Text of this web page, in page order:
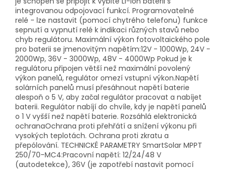
integrovanou odpojovací funkcí. Programovatelné
relé - lze nastavit (pomocí chytrého telefonu) funkce
sepnutí a vypnutí relé k indikaci různých stavů nebo
chyb regulátoru. Maximální výkon fotovoltaického pole
pro baterii se jmenovitým napětím:12V - 1000Wp, 24V -
2000Wp, 36V - 3000Wp, 48V - 4000Wp Pokud je k
regulátoru připojen větší než maximální povolený
výkon panelů, regulátor omezí vstupní výkon.Napětí
solárních panelů musí přesáhnout napětí baterie
alespoň o 5 V, aby začal regulátor pracovat a nabíjet
baterii. Regulátor nabíjí do chvíle, kdy je napětí panelů
o 1 V vyšší než napětí baterie. Rozsáhlá elektronická
ochranaOchrana proti přehřátí a snížení výkonu při
vysokých teplotách. Ochrana proti zkratu a
přepólování. TECHNICKÉ PARAMETRY SmartSolar MPPT
250/70-MC4:Pracovní napětí: 12/24/48 V
(autodetekce), 36V (je zapotřebí nastavit pomocí